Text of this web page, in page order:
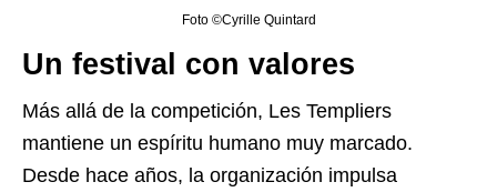
Foto ©Cyrille Quintard
Un festival con valores
Más allá de la competición, Les Templiers
mantiene un espíritu humano muy marcado.
Desde hace años, la organización impulsa